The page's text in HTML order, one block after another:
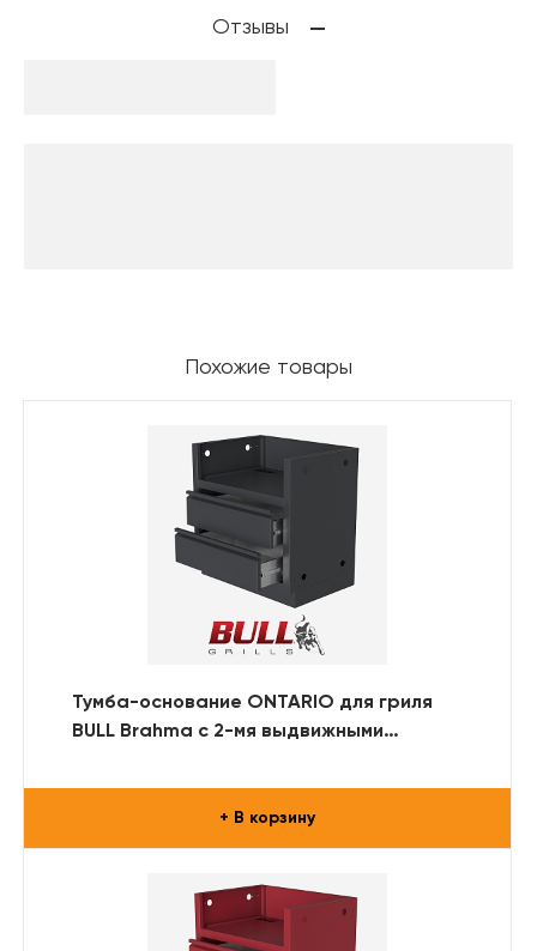
Отзывы
Похожие товары
Тумба-основание ONTARIO для гриля
BULL Brahma с 2-мя выдвижными
+ В корзину